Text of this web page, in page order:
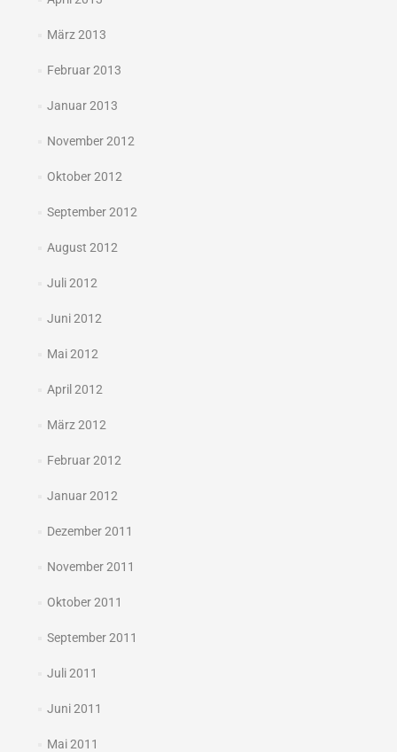
März 2013
Februar 2013
Januar 2013
November 2012
Oktober 2012
September 2012
August 2012
Juli 2012
Juni 2012
Mai 2012
April 2012
März 2012
Februar 2012
Januar 2012
Dezember 2011
November 2011
Oktober 2011
September 2011
Juli 2011
Juni 2011
Mai 2011